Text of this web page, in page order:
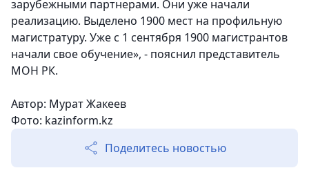
зарубежными партнерами. Они уже начали
реализацию. Выделено 1900 мест на профильную
магистратуру. Уже с 1 сентября 1900 магистрантов
начали свое обучение», - пояснил представитель
МОН РК.
Автор: Мурат Жакеев
Фото: kazinform.kz
Поделитесь новостью